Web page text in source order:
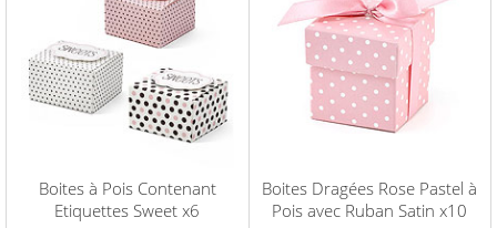
Boites à Pois Contenant
Etiquettes Sweet x6
Boites Dragées Rose Pastel à
Pois avec Ruban Satin x10